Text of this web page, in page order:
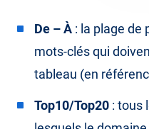
De – À : la plage de
mots-clés qui
tableau (en
Top10/Top20 : tous